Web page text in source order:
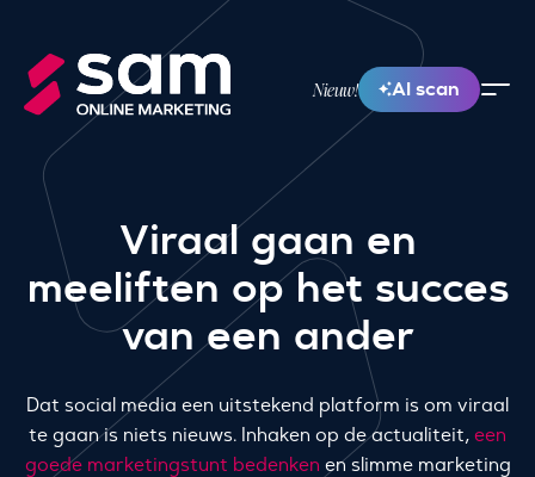
Nieuw! AI scan
Viraal gaan en
meeliften op het succes
van een ander
Dat social media een uitstekend platform is om viraal
te gaan is niets nieuws. Inhaken op de actualiteit, een
goede marketingstunt bedenken en slimme marketing